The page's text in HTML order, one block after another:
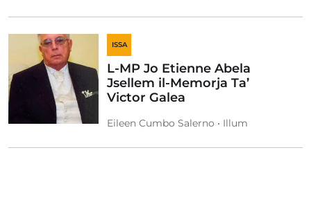
ISSA
L-MP Jo Etienne Abela
Jsellem il-Memorja Ta’
Victor Galea
Eileen Cumbo Salerno • Illum